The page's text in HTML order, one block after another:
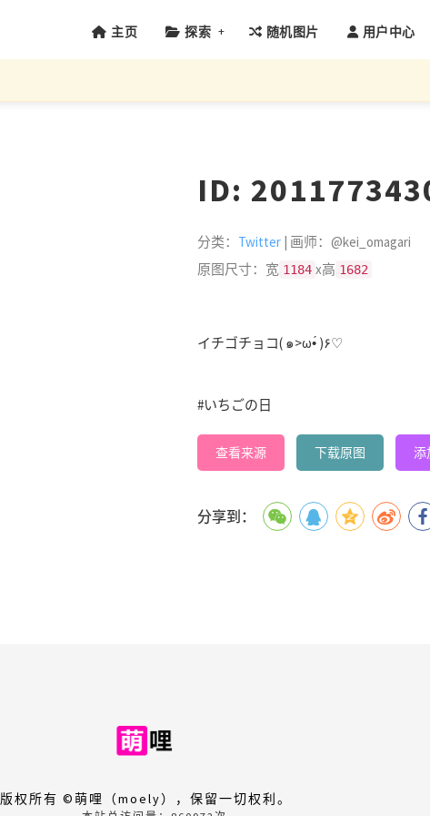
主页 探索 + 随机图片 用户中心
ID:
分类： Twitter | 画师：@kei_omagari
原图尺寸：宽 1184 x高 1682
イチゴチョコ( ๑>ω•́ )۶♡
#いちごの日
查看来源 下载原图 添
分享到：
版权所有 ©萌哩（moely），保留一切权利。